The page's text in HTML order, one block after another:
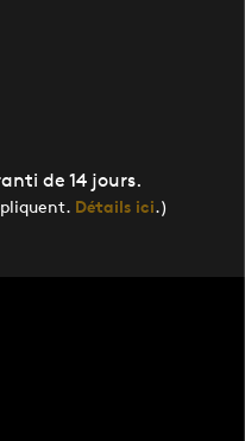
de 14 jours.
Détails ici.)